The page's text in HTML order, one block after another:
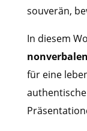
souverän,
In diesem
für eine